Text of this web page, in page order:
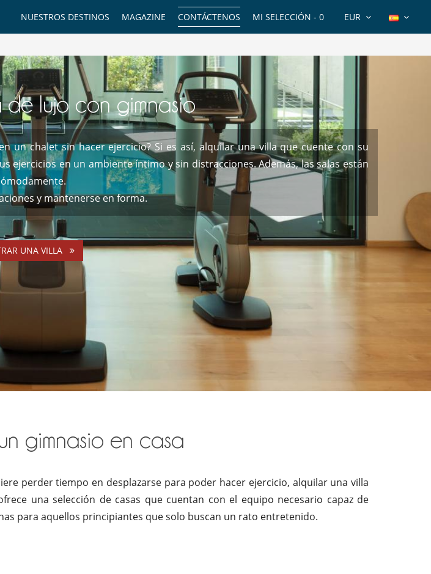
EUR
MI SELECCIÓN - 0
CONTÁCTENOS
MAGAZINE
NUESTROS DESTINOS
lujo con gimnasio
un chalet sin hacer ejercicio? Si es así, alquilar una villa que cuente con su
ejercicios en un ambiente íntimo y sin distracciones. Además, las salas están
y mantenerse en forma.
UNA VILLA
gimnasio en casa
perder tiempo en desplazarse para poder hacer ejercicio, alquilar una villa
una selección de casas que cuentan con el equipo necesario capaz de
para aquellos principiantes que solo buscan un rato entretenido.